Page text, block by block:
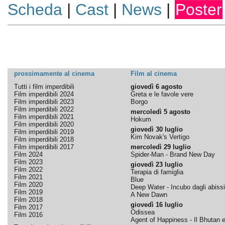
Scheda| Cast| News | Poster
prossimamente al cinema
Film al cinema
Tutti i film imperdibili
Film imperdibili 2024
Film imperdibili 2023
Film imperdibili 2022
Film imperdibili 2021
Film imperdibili 2020
Film imperdibili 2019
Film imperdibili 2018
Film imperdibili 2017
Film 2024
Film 2023
Film 2022
Film 2021
Film 2020
Film 2019
Film 2018
Film 2017
Film 2016
giovedì 6 agosto
Greta e le favole vere
Borgo
mercoledì 5 agosto
Hokum
giovedì 30 luglio
Kim Novak's Vertigo
mercoledì 29 luglio
Spider-Man - Brand New Day
giovedì 23 luglio
Terapia di famiglia
Blue
Deep Water - Incubo dagli abissi
A New Dawn
giovedì 16 luglio
Odissea
Agent of Happiness - Il Bhutan